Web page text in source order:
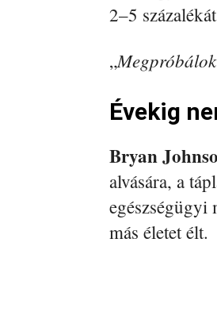
2–5
„
Évekig
Bryan
alvására, a
egészségügyi
más életet élt.